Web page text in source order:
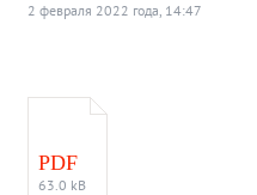
2 февраля 2022 года, 14:47
PDF
63.0 kB